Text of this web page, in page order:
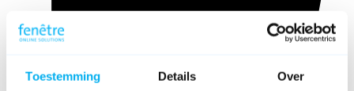
Toestemming Details Over